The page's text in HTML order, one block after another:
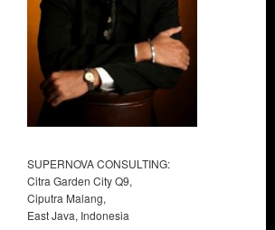
SUPERNOVA CONSULTING:
Citra Garden City Q9,
Ciputra Malang,
East Java, Indonesia